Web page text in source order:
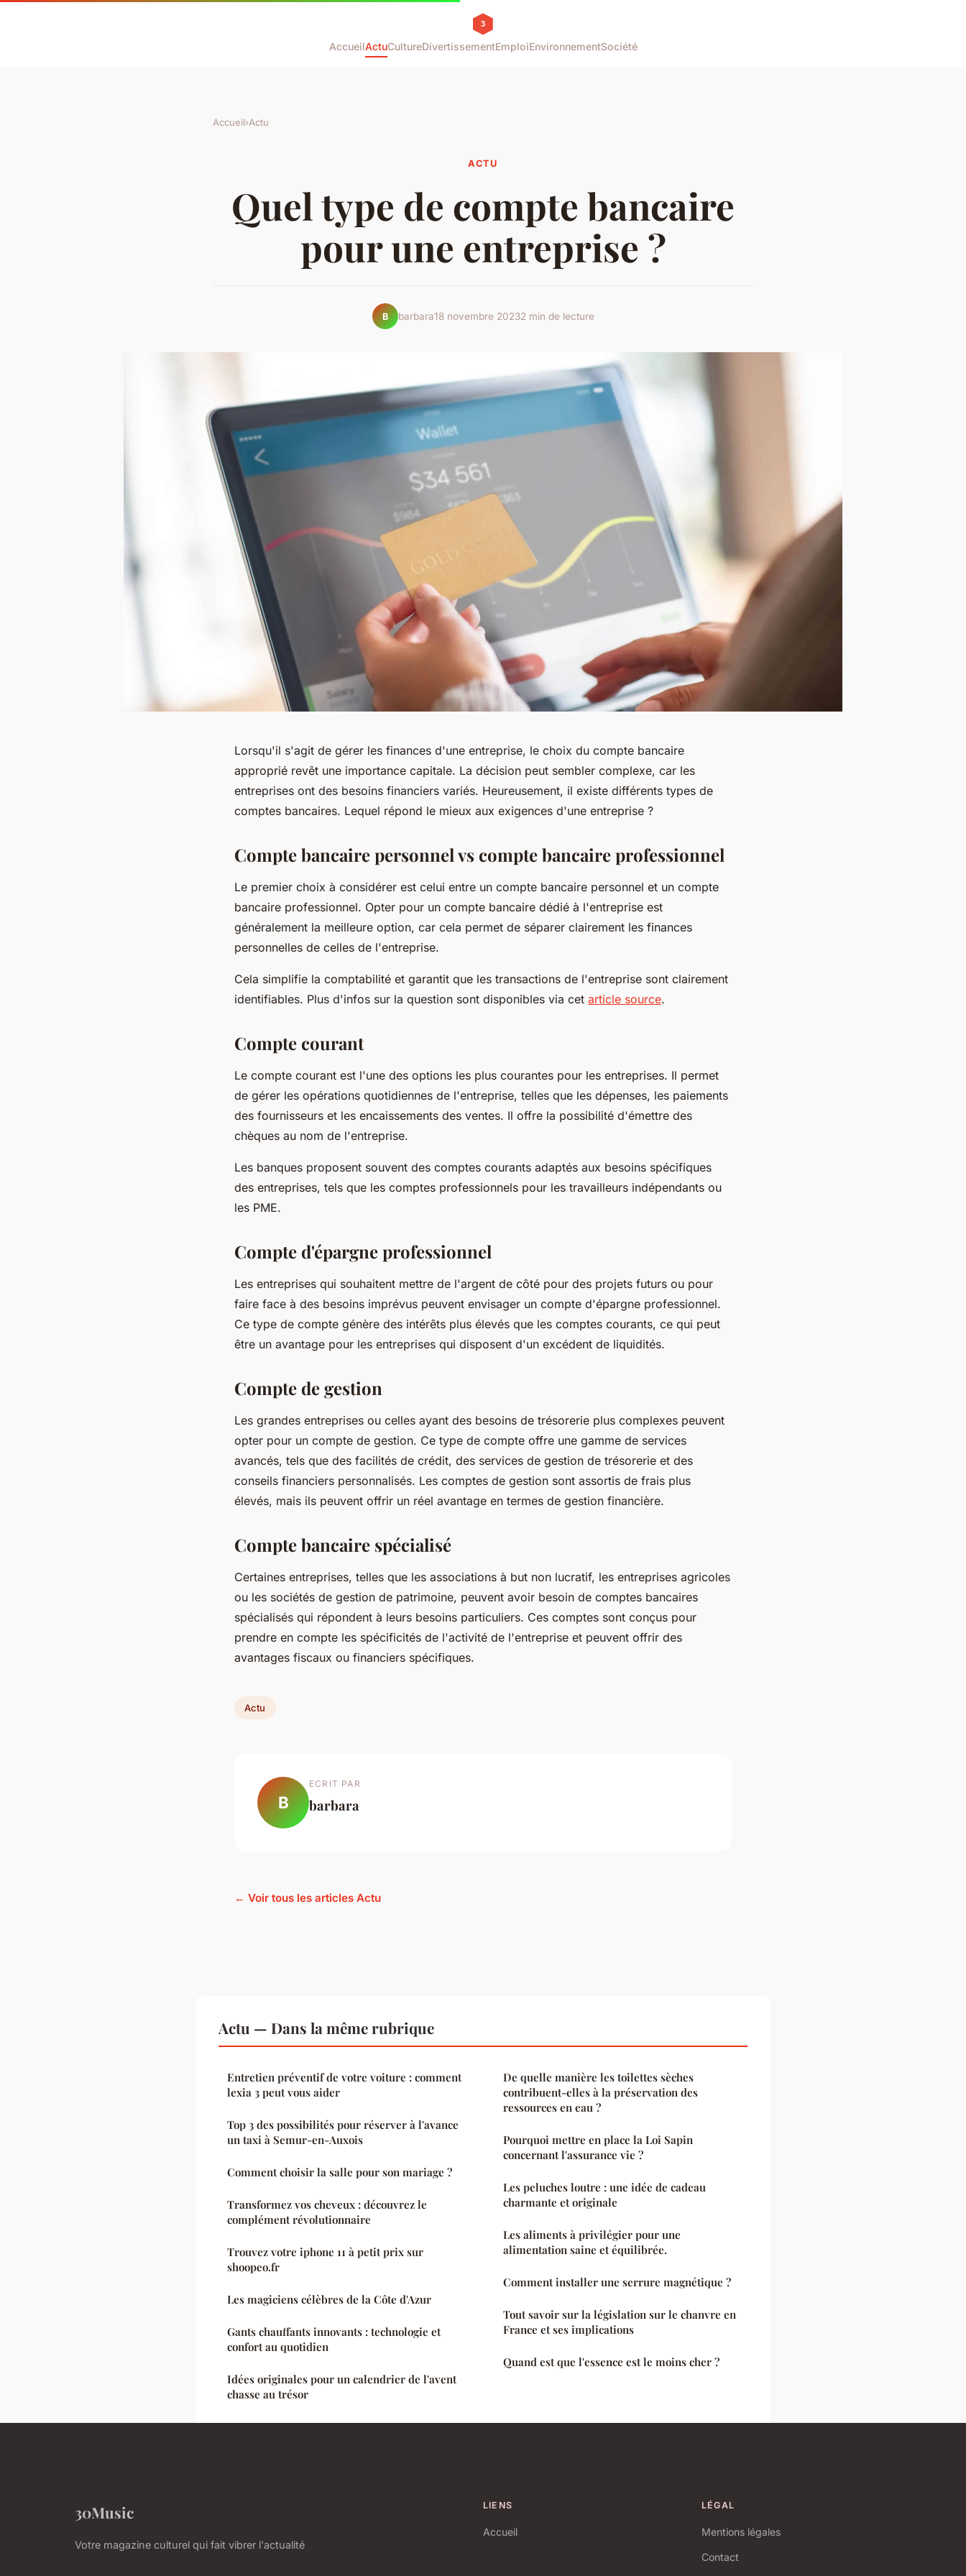
AccueilActuCultureDivertissementEmploiEnvironnementSociété
Accueil›Actu
ACTU
Quel type de compte bancaire
pour une entreprise ?
B barbara18 novembre 20232 min de lecture
Lorsqu'il s'agit de gérer les finances d'une entreprise, le choix du compte bancaire
approprié revêt une importance capitale. La décision peut sembler complexe, car les
entreprises ont des besoins financiers variés. Heureusement, il existe différents types de
comptes bancaires. Lequel répond le mieux aux exigences d'une entreprise ?
Compte bancaire personnel vs compte bancaire professionnel
Le premier choix à considérer est celui entre un compte bancaire personnel et un compte
bancaire professionnel. Opter pour un compte bancaire dédié à l'entreprise est
généralement la meilleure option, car cela permet de séparer clairement les finances
personnelles de celles de l'entreprise.
Cela simplifie la comptabilité et garantit que les transactions de l'entreprise sont clairement
identifiables. Plus d'infos sur la question sont disponibles via cet article source.
Compte courant
Le compte courant est l'une des options les plus courantes pour les entreprises. Il permet
de gérer les opérations quotidiennes de l'entreprise, telles que les dépenses, les paiements
des fournisseurs et les encaissements des ventes. Il offre la possibilité d'émettre des
chèques au nom de l'entreprise.
Les banques proposent souvent des comptes courants adaptés aux besoins spécifiques
des entreprises, tels que les comptes professionnels pour les travailleurs indépendants ou
les PME.
Compte d'épargne professionnel
Les entreprises qui souhaitent mettre de l'argent de côté pour des projets futurs ou pour
faire face à des besoins imprévus peuvent envisager un compte d'épargne professionnel.
Ce type de compte génère des intérêts plus élevés que les comptes courants, ce qui peut
être un avantage pour les entreprises qui disposent d'un excédent de liquidités.
Compte de gestion
Les grandes entreprises ou celles ayant des besoins de trésorerie plus complexes peuvent
opter pour un compte de gestion. Ce type de compte offre une gamme de services
avancés, tels que des facilités de crédit, des services de gestion de trésorerie et des
conseils financiers personnalisés. Les comptes de gestion sont assortis de frais plus
élevés, mais ils peuvent offrir un réel avantage en termes de gestion financière.
Compte bancaire spécialisé
Certaines entreprises, telles que les associations à but non lucratif, les entreprises agricoles
ou les sociétés de gestion de patrimoine, peuvent avoir besoin de comptes bancaires
spécialisés qui répondent à leurs besoins particuliers. Ces comptes sont conçus pour
prendre en compte les spécificités de l'activité de l'entreprise et peuvent offrir des
avantages fiscaux ou financiers spécifiques.
Actu
B
ECRIT PAR
barbara
← Voir tous les articles Actu
Actu — Dans la même rubrique
Entretien préventif de votre voiture : comment
lexia 3 peut vous aider
Top 3 des possibilités pour réserver à l'avance
un taxi à Semur-en-Auxois
Comment choisir la salle pour son mariage ?
Transformez vos cheveux : découvrez le
complément révolutionnaire
Trouvez votre iphone 11 à petit prix sur
shoopeo.fr
Les magiciens célèbres de la Côte d'Azur
Gants chauffants innovants : technologie et
confort au quotidien
Idées originales pour un calendrier de l'avent
chasse au trésor
De quelle manière les toilettes sèches
contribuent-elles à la préservation des
ressources en eau ?
Pourquoi mettre en place la Loi Sapin
concernant l'assurance vie ?
Les peluches loutre : une idée de cadeau
charmante et originale
Les aliments à privilégier pour une
alimentation saine et équilibrée.
Comment installer une serrure magnétique ?
Tout savoir sur la législation sur le chanvre en
France et ses implications
Quand est que l'essence est le moins cher ?
30Music
Votre magazine culturel qui fait vibrer l'actualité
LIENS
Accueil
LÉGAL
Mentions légales
Contact